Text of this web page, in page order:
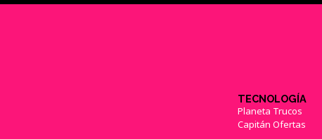
TECNOLOGÍA
Planeta Trucos
Capitán Ofertas